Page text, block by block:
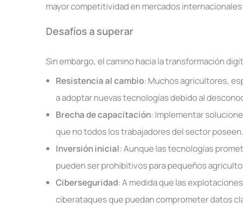
mayor competitividad en mercados
Desafíos a superar
Sin embargo, el camino hacia la transformación
Resistencia al cambio: Muchos agricultores,
a adoptar nuevas tecnologías debido al
Brecha de capacitación: Implementar
que no todos los trabajadores del sector poseen.
Inversión inicial: Aunque las tecnologías
pueden ser prohibitivos para pequeños
Ciberseguridad: A medida que las
ciberataques que puedan comprometer datos